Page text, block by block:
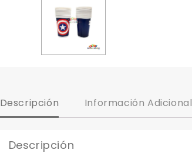
Descripción Información Adicional
Descripción